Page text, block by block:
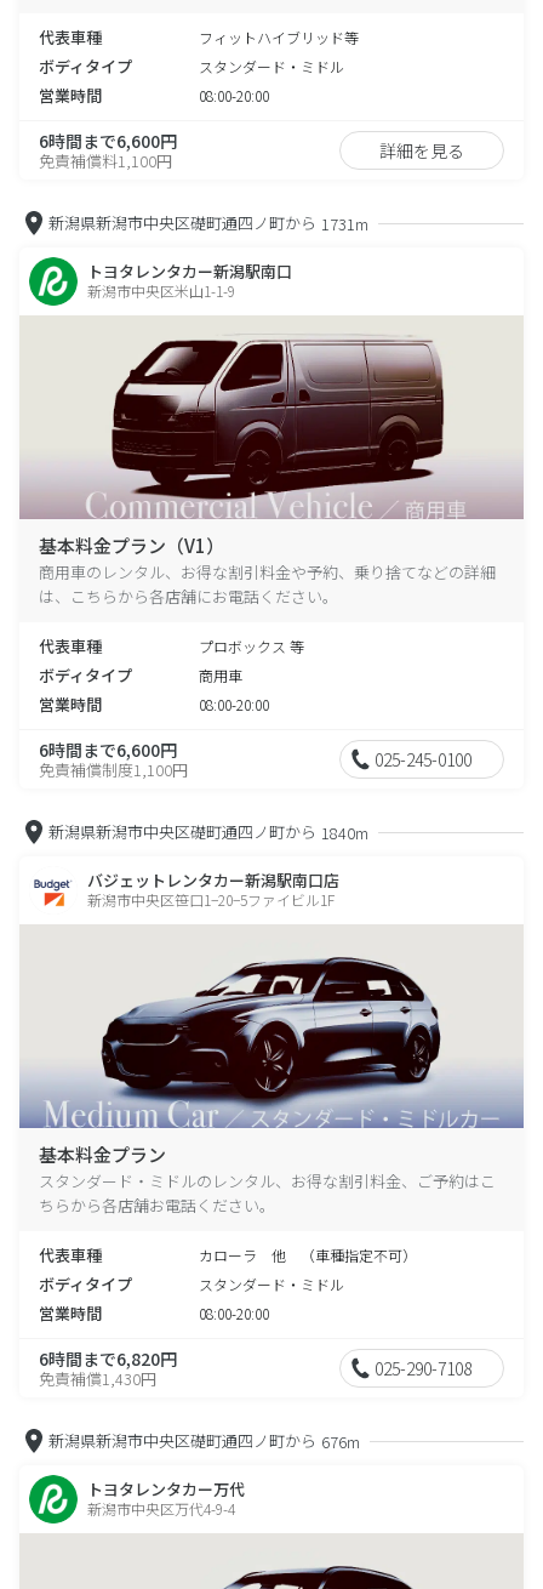
代表車種 フィットハイブリッド等
ボディタイプ スタンダード・ミドル
営業時間 08:00-20:00
6時間まで6,600円
免責補償料1,100円 詳細を見る
新潟県新潟市中央区礎町通四ノ町から 1731m
トヨタレンタカー新潟駅南口
新潟市中央区米山1-1-9
基本料金プラン（V1）
商用車のレンタル、お得な割引料金や予約、乗り捨てなどの詳細
は、こちらから各店舗にお電話ください。
代表車種 プロボックス 等
ボディタイプ 商用車
営業時間 08:00-20:00
6時間まで6,600円
免責補償制度1,100円 025-245-0100
新潟県新潟市中央区礎町通四ノ町から 1840m
バジェットレンタカー新潟駅南口店
新潟市中央区笹口1−20−5ファイビル1F
基本料金プラン
スタンダード・ミドルのレンタル、お得な割引料金、ご予約はこ
ちらから各店舗お電話ください。
代表車種 カローラ 他 （車種指定不可）
ボディタイプ スタンダード・ミドル
営業時間 08:00-20:00
6時間まで6,820円
免責補償1,430円 025-290-7108
新潟県新潟市中央区礎町通四ノ町から 676m
トヨタレンタカー万代
新潟市中央区万代4-9-4